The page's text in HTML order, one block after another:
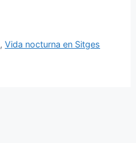
,Vida nocturna en Sitges